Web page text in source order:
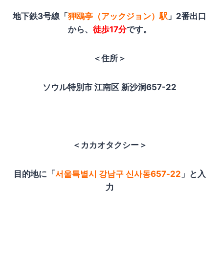
地下鉄3号線「 狎鴎亭（アックジョン）駅 」2番出口
から、 徒歩17分です。
＜住所＞
ソウル特別市 江南区 新沙洞657-22
＜カカオタクシー＞
目的地に「 서울특별시 강남구 신사동657-22 」と入
力